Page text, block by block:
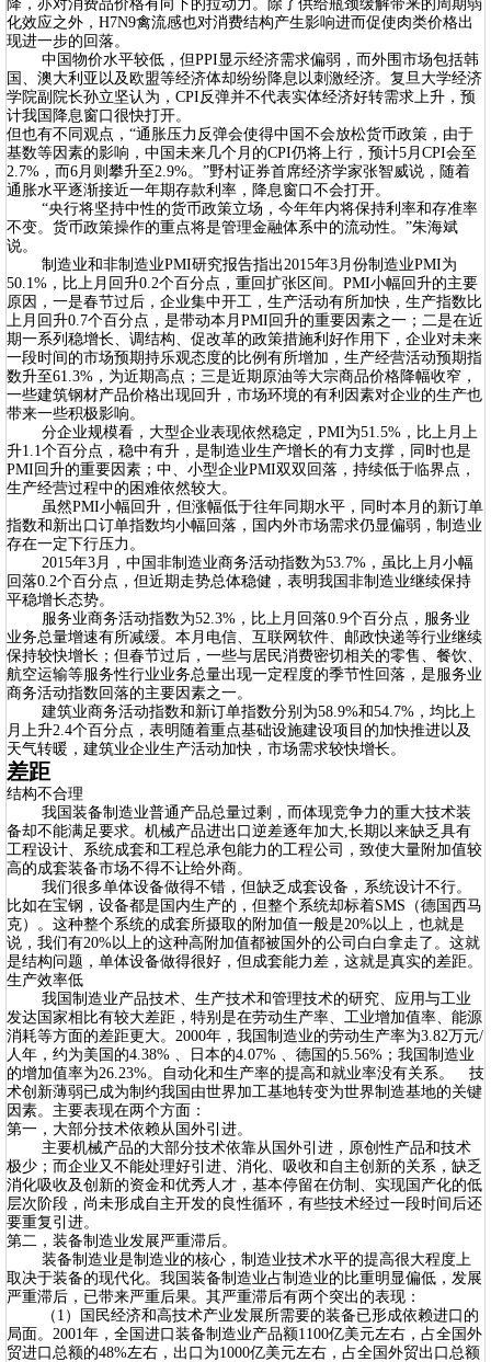
降，亦对消费品价格有向下的拉动力。除了供给瓶颈缓解带来的周期弱
化效应之外，H7N9禽流感也对消费结构产生影响进而促使肉类价格出
现进一步的回落。
中国物价水平较低，但PPI显示经济需求偏弱，而外围市场包括韩
国、澳大利亚以及欧盟等经济体却纷纷降息以刺激经济。复旦大学经济
学院副院长孙立坚认为，CPI反弹并不代表实体经济好转需求上升，预
计我国降息窗口很快打开。
但也有不同观点，“通胀压力反弹会使得中国不会放松货币政策，由于
基数等因素的影响，中国未来几个月的CPI仍将上行，预计5月CPI会至
2.7%，而6月则攀升至2.9%。”野村证券首席经济学家张智威说，随着
通胀水平逐渐接近一年期存款利率，降息窗口不会打开。
“央行将坚持中性的货币政策立场，今年年内将保持利率和存准率
不变。货币政策操作的重点将是管理金融体系中的流动性。”朱海斌
说。
制造业和非制造业PMI研究报告指出2015年3月份制造业PMI为
50.1%，比上月回升0.2个百分点，重回扩张区间。PMI小幅回升的主要
原因，一是春节过后，企业集中开工，生产活动有所加快，生产指数比
上月回升0.7个百分点，是带动本月PMI回升的重要因素之一；二是在近
期一系列稳增长、调结构、促改革的政策措施利好作用下，企业对未来
一段时间的市场预期持乐观态度的比例有所增加，生产经营活动预期指
数升至61.3%，为近期高点；三是近期原油等大宗商品价格降幅收窄，
一些建筑钢材产品价格出现回升，市场环境的有利因素对企业的生产也
带来一些积极影响。
分企业规模看，大型企业表现依然稳定，PMI为51.5%，比上月上
升1.1个百分点，稳中有升，是制造业生产增长的有力支撑，同时也是
PMI回升的重要因素；中、小型企业PMI双双回落，持续低于临界点，
生产经营过程中的困难依然较大。
虽然PMI小幅回升，但涨幅低于往年同期水平，同时本月的新订单
指数和新出口订单指数均小幅回落，国内外市场需求仍显偏弱，制造业
存在一定下行压力。
2015年3月，中国非制造业商务活动指数为53.7%，虽比上月小幅
回落0.2个百分点，但近期走势总体稳健，表明我国非制造业继续保持
平稳增长态势。
服务业商务活动指数为52.3%，比上月回落0.9个百分点，服务业
业务总量增速有所减缓。本月电信、互联网软件、邮政快递等行业继续
保持较快增长；但春节过后，一些与居民消费密切相关的零售、餐饮、
航空运输等服务性行业业务总量出现一定程度的季节性回落，是服务业
商务活动指数回落的主要因素之一。
建筑业商务活动指数和新订单指数分别为58.9%和54.7%，均比上
月上升2.4个百分点，表明随着重点基础设施建设项目的加快推进以及
天气转暖，建筑业企业生产活动加快，市场需求较快增长。
差距
结构不合理
我国装备制造业普通产品总量过剩，而体现竞争力的重大技术装
备却不能满足要求。机械产品进出口逆差逐年加大,长期以来缺乏具有
工程设计、系统成套和工程总承包能力的工程公司，致使大量附加值较
高的成套装备市场不得不让给外商。
我们很多单体设备做得不错，但缺乏成套设备，系统设计不行。
比如在宝钢，设备都是国内生产的，但整个系统却标着SMS（德国西马
克）。这种整个系统的成套所摄取的附加值一般是20%以上，也就是
说，我们有20%以上的这种高附加值都被国外的公司白白拿走了。这就
是结构问题，单体设备做得很好，但成套能力差，这就是真实的差距。
生产效率低
我国制造业产品技术、生产技术和管理技术的研究、应用与工业
发达国家相比有较大差距，特别是在劳动生产率、工业增加值率、能源
消耗等方面的差距更大。2000年，我国制造业的劳动生产率为3.82万元/
人年，约为美国的4.38% 、日本的4.07% 、德国的5.56%；我国制造业
的增加值率为26.23%。自动化和生产率的提高和就业率没有关系。 技
术创新薄弱已成为制约我国由世界加工基地转变为世界制造基地的关键
因素。主要表现在两个方面：
第一，大部分技术依赖从国外引进。
主要机械产品的大部分技术依靠从国外引进，原创性产品和技术
极少；而企业又不能处理好引进、消化、吸收和自主创新的关系，缺乏
消化吸收及创新的资金和优秀人才，基本停留在仿制、实现国产化的低
层次阶段，尚未形成自主开发的良性循环，有些技术经过一段时间后还
要重复引进。
第二，装备制造业发展严重滞后。
装备制造业是制造业的核心，制造业技术水平的提高很大程度上
取决于装备的现代化。我国装备制造业占制造业的比重明显偏低，发展
严重滞后，已带来严重后果。其严重滞后有两个突出的表现：
（1）国民经济和高技术产业发展所需要的装备已形成依赖进口的
局面。2001年，全国进口装备制造业产品额1100亿美元左右，占全国外
贸进口总额的48%左右，出口为1000亿美元左右，占全国外贸出口总额